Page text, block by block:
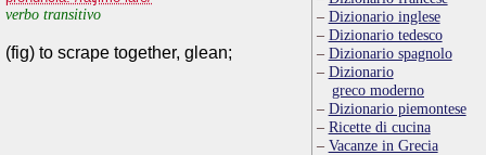
verbo transitivo
(fig) to scrape together, glean;
Dizionario inglese
Dizionario tedesco
Dizionario spagnolo
Dizionario
greco moderno
Dizionario piemontese
Ricette di cucina
Vacanze in Grecia